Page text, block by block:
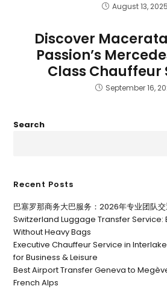
August 13, 2025
Discover
Passion’s
Class Chauffeur
September 16,
Search
Recent Posts
巴塞罗那商务大巴服务：2026年专业团队
Switzerland Luggage Transfer Service:
Without Heavy Bags
Executive Chauffeur Service in
for Business & Leisure
Best Airport Transfer Geneva to
French Alps